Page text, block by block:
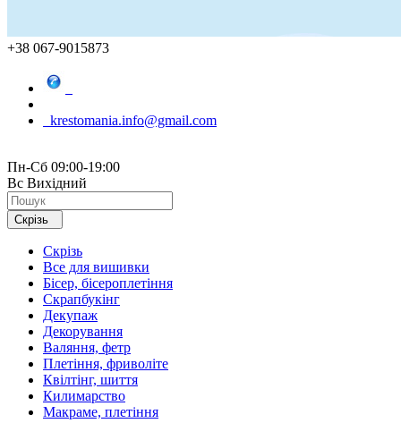
+38 067-9015873
krestomania.info@gmail.com
Пн-Сб 09:00-19:00
Вс Вихідний
Скрізь
Скрізь
Все для вишивки
Бісер, бісероплетіння
Скрапбукінг
Декупаж
Декорування
Валяння, фетр
Плетіння, фриволіте
Квілтінг, шиття
Килимарство
Макраме, плетіння